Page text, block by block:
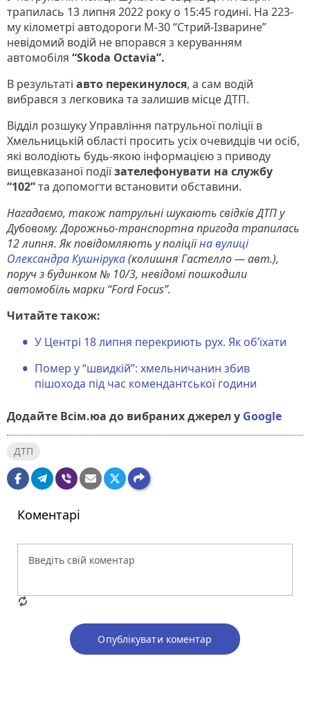
трапилась 13 липня 2022 року о 15:45 годині. На 223-
му кілометрі автодороги М-30 “Стрий-Ізварине”
невідомий водій не впорався з керуванням
автомобіля “Skoda Octavia”.
В результаті авто перекинулося, а сам водій
вибрався з легковика та залишив місце ДТП.
Відділ розшуку Управління патрульної поліції в
Хмельницькій області просить усіх очевидців чи осіб,
які володіють будь-якою інформацією з приводу
вищевказаної подіїзателефонувати на службу
“102”та допомогти встановити обставини.
Нагадаємо, також патрульні шукають свідків ДТП у
Дубовому. Дорожньо-транспортна пригода трапилась
12 липня. Як повідомляють у поліціїна вулиці
Олександра Кушнірука(колишня Гастелло — авт.),
поруч з будинком № 10/3, невідомі пошкодили
автомобіль марки “Ford Focus”.
Читайте також:
У Центрі 18 липня перекриють рух. Як об’їхати
Помер у “швидкій”: хмельничанин збив
пішохода під час комендантської години
Додайте Всім.юа до вибраних джерел у Google
ДТП
Коментарі
Опублікувати коментар